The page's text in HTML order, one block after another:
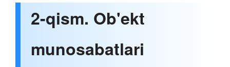
2-qism. Ob'ekt
munosabatlari